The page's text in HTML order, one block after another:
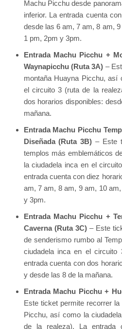
Machu Picchu desde
inferior. La entrada cuenta
desde las 6 am, 7 am, 8 am,
1 pm, 2pm y 3pm.
Entrada Machu Picchu +
Waynapicchu (Ruta 3A) –
montaña Huayna Picchu, así
el circuito 3 (ruta de la
dos horarios disponibles:
mañana.
Entrada Machu Picchu
Diseñada (Ruta 3B) – Este
templos más emblemáticos
la ciudadela inca en el
entrada cuenta con diez
am, 7 am, 8 am, 9 am, 10
y 3pm.
Entrada Machu Picchu +
Caverna (Ruta 3C)– Este
de senderismo rumbo al
ciudadela inca en el
entrada cuenta con dos
y desde las 8 de la mañana.
Entrada Machu Picchu +
Este ticket permite recorrer
Picchu, así como la
de la realeza). La entrada